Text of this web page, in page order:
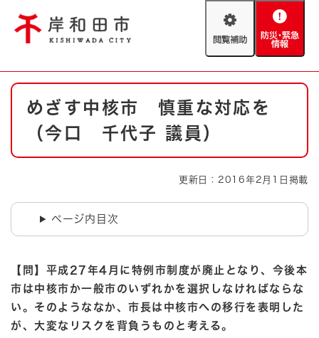
閲
助
防
緊
情
やさしい日本語
防災・緊急情報 救急・消防
ハザードマップ AED設置箇所
本
めざす中核市 慎重な対応を
（今口 千代子 議員）
更新日：2016年2月1日掲載
ページ内目次
【問】平成27年4月に特例市制度が廃止となり、今後本
市は中核市か一般市のいずれかを選択しなければならな
い。そのようななか、市長は中核市への移行を表明した
が、大変なリスクを背負うものと考える。